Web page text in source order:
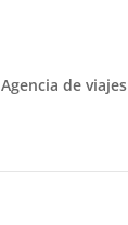
Agencia de viajes